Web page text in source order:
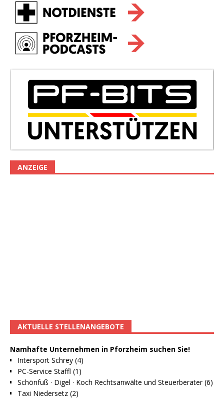
ANZEIGE
AKTUELLE STELLENANGEBOTE
Namhafte Unternehmen in Pforzheim suchen Sie!
Intersport Schrey (4)
PC-Service Staffl (1)
Schönfuß · Digel · Koch Rechtsanwälte und Steuerberater (6)
Taxi Niedersetz (2)